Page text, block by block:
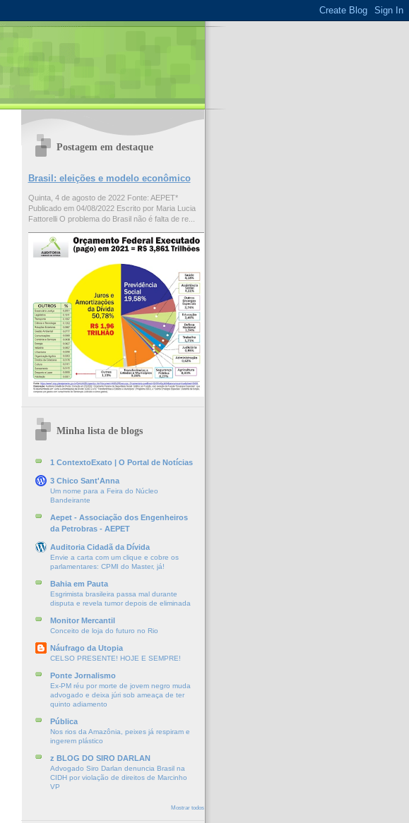
Postagem em destaque
Brasil: eleições e modelo econômico
Quinta, 4 de agosto de 2022 Fonte: AEPET*
Publicado em 04/08/2022 Escrito por Maria Lucia
Fattorelli O problema do Brasil não é falta de re...
Minha lista de blogs
1 ContextoExato | O Portal de Notícias
3 Chico Sant'Anna
Um nome para a Feira do Núcleo
Bandeirante
Aepet - Associação dos Engenheiros
da Petrobras - AEPET
Auditoria Cidadã da Dívida
Envie a carta com um clique e cobre os
parlamentares: CPMI do Master, já!
Bahia em Pauta
Esgrimista brasileira passa mal durante
disputa e revela tumor depois de eliminada
Monitor Mercantil
Conceito de loja do futuro no Rio
Náufrago da Utopia
CELSO PRESENTE! HOJE E SEMPRE!
Ponte Jornalismo
Ex-PM réu por morte de jovem negro muda
advogado e deixa júri sob ameaça de ter
quinto adiamento
Pública
Nos rios da Amazônia, peixes já respiram e
ingerem plástico
z BLOG DO SIRO DARLAN
Advogado Siro Darlan denuncia Brasil na
CIDH por violação de direitos de Marcinho
VP
Mostrar todos